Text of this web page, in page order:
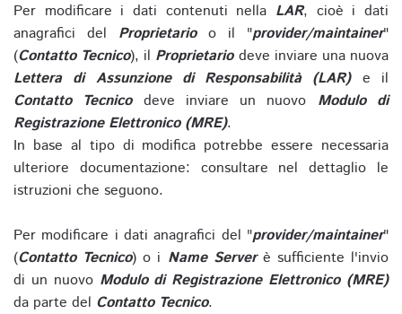
Per modificare i dati contenuti nella LAR, cioè i dati
anagrafici del Proprietarioo il "provider/maintainer"
(Contatto Tecnico), il Proprietariodeve inviare una nuova
Lettera di Assunzione di Responsabilità (LAR)e il
Contatto Tecnicodeve inviare un nuovo Modulo di
Registrazione Elettronico (MRE).
In base al tipo di modifica potrebbe essere necessaria
ulteriore documentazione: consultare nel dettaglio le
istruzioni che seguono.
Per modificare i dati anagrafici del "provider/maintainer"
(Contatto Tecnico) o i Name Serverè sufficiente l'invio
di un nuovo Modulo di Registrazione Elettronico (MRE)
da parte del Contatto Tecnico.